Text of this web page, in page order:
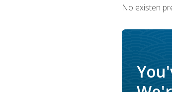
No existen